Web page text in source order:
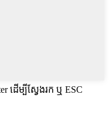
ដើម្បីស្វែងរក ឬ ESC